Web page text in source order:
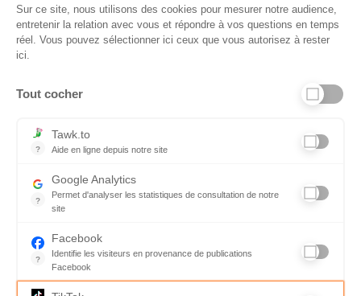
FAQ - réponses à vos questions
Conditions Générales de Service
Charte qualité
Sur ce site, nous utilisons des cookies pour mesurer notre audience,
entretenir la relation avec vous et répondre à vos questions en temps
réel. Vous pouvez sélectionner ici ceux que vous autorisez à rester
ici.
Tout cocher
?
Tawk.to
Aide en ligne depuis notre site
?
Google Analytics
Permet d'analyser les statistiques de consultation de notre
site
?
Facebook
Identifie les visiteurs en provenance de publications
Facebook
Parce que vous ne venez pas tous les jours sur notre site, ce